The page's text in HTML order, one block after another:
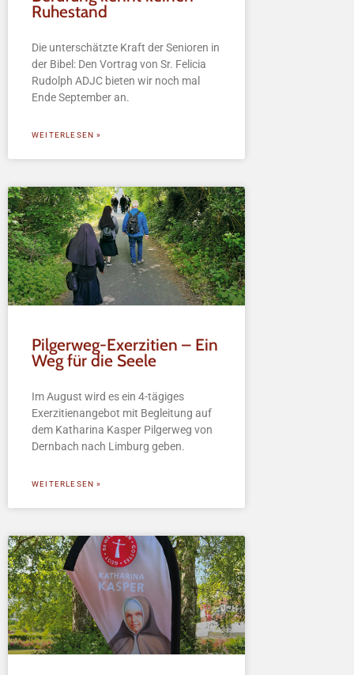
Ruhestand
Die unterschätzte Kraft der Senioren in
der Bibel: Den Vortrag von Sr. Felicia
Rudolph ADJC bieten wir noch mal
Ende September an.
WEITERLESEN »
Pilgerweg-Exerzitien – Ein
Weg für die Seele
Im August wird es ein 4-tägiges
Exerzitienangebot mit Begleitung auf
dem Katharina Kasper Pilgerweg von
Dernbach nach Limburg geben.
WEITERLESEN »